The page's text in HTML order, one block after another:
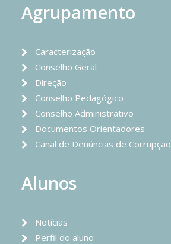
Agrupamento
Caracterização
Conselho Geral
Direção
Conselho Pedagógico
Conselho Administrativo
Documentos Orientadores
Canal de Denúncias de Corrupção
Alunos
Notícias
Perfil do aluno